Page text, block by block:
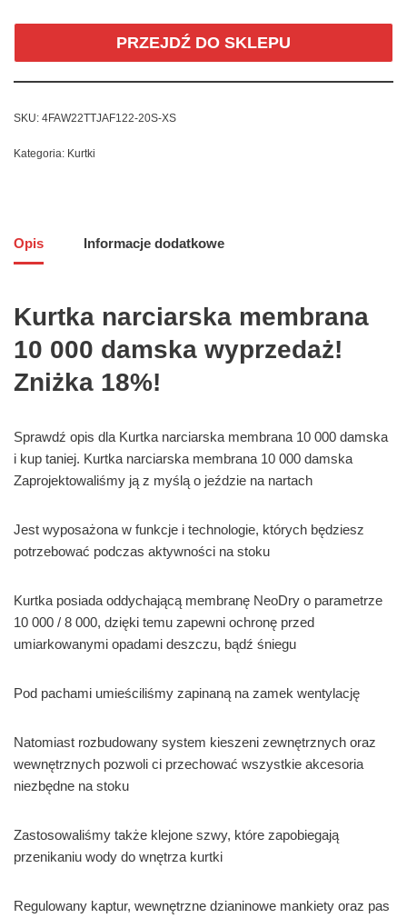
PRZEJDŹ DO SKLEPU
SKU: 4FAW22TTJAF122-20S-XS
Kategoria: Kurtki
Opis Informacje dodatkowe
Kurtka narciarska membrana
10 000 damska wyprzedaż!
Zniżka 18%!
Sprawdź opis dla Kurtka narciarska membrana 10 000 damska
i kup taniej. Kurtka narciarska membrana 10 000 damska
Zaprojektowaliśmy ją z myślą o jeździe na nartach
Jest wyposażona w funkcje i technologie, których będziesz
potrzebować podczas aktywności na stoku
Kurtka posiada oddychającą membranę NeoDry o parametrze
10 000 / 8 000, dzięki temu zapewni ochronę przed
umiarkowanymi opadami deszczu, bądź śniegu
Pod pachami umieściliśmy zapinaną na zamek wentylację
Natomiast rozbudowany system kieszeni zewnętrznych oraz
wewnętrznych pozwoli ci przechować wszystkie akcesoria
niezbędne na stoku
Zastosowaliśmy także klejone szwy, które zapobiegają
przenikaniu wody do wnętrza kurtki
Regulowany kaptur, wewnętrzne dzianinowe mankiety oraz pas